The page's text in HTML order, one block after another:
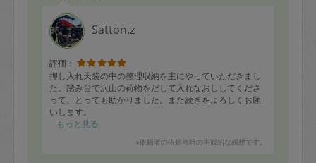
Satton.z
評価：
押し入れ天袋の中の整理収納を主にやっていただきまし
た。踏み台で沢山の荷物をだして入れなおししてくださ
って、とっても助かりました。また続きをよろしくお願
いします。
もっと見る
※依頼者の依頼当時の主観的な感想です。